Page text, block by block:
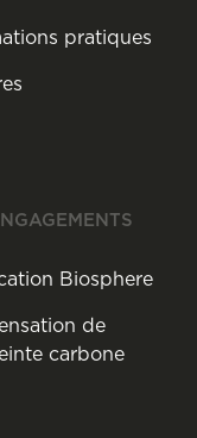
pratiques
Biosphere
de
carbone